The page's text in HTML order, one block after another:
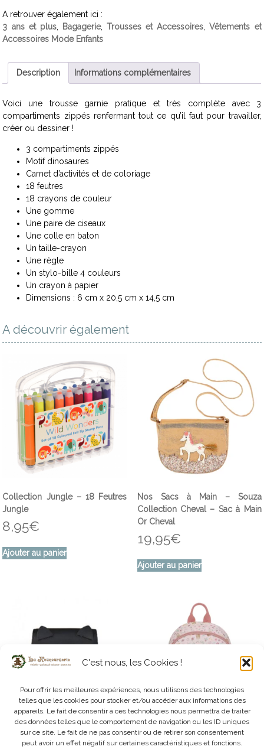
C'est nous, les Cookies !
Pour offrir les meilleures expériences, nous utilisons des technologies
telles que les cookies pour stocker et/ou accéder aux informations des
appareils. Le fait de consentir à ces technologies nous permettra de traiter
des données telles que le comportement de navigation ou les ID uniques
sur ce site. Le fait de ne pas consentir ou de retirer son consentement
peut avoir un effet négatif sur certaines caractéristiques et fonctions.
A retrouver également ici :
3 ans et plus, Bagagerie,Trousses et Accessoires ,Vêtements et
Accessoires Mode Enfants
Description Informations complémentaires
Voici une trousse garnie pratique et très complète avec 3
compartiments zippés renfermant tout ce qu’il faut pour travailler,
créer ou dessiner !
3 compartiments zippés
Motif dinosaures
Carnet d’activités et de coloriage
18 feutres
18 crayons de couleur
Une gomme
Une paire de ciseaux
Une colle en baton
Un taille-crayon
Une règle
Un stylo-bille 4 couleurs
Un crayon à papier
Dimensions : 6 cm x 20,5 cm x 14,5 cm
A découvrir également
Collection Jungle – 18 Feutres
Jungle
8,95€
Ajouter au panier
Nos Sacs à Main – Souza
Collection Cheval – Sac à Main
Or Cheval
19,95€
Ajouter au panier
Nos Sacs à Main – Yuko B – Sac
Bagagerie des Petits – LD – Sac